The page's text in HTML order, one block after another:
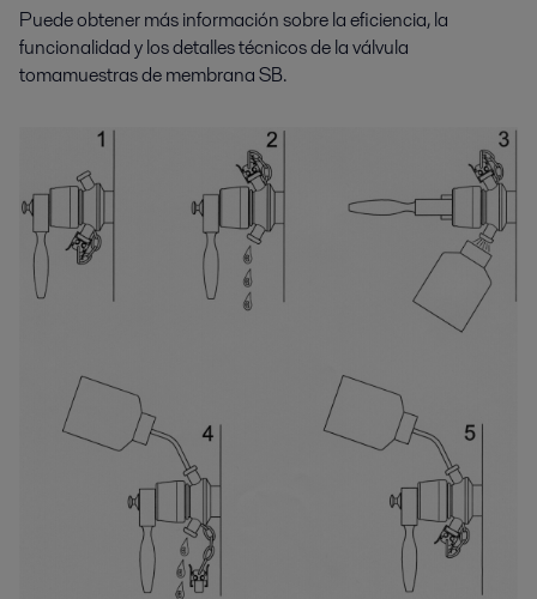
Puede obtener más información sobre la eficiencia, la
funcionalidad y los detalles técnicos de la válvula
tomamuestras de membrana SB.